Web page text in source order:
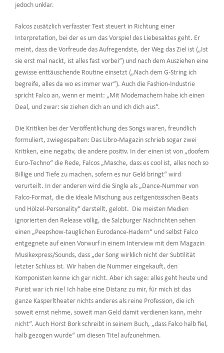
jedoch unklar.
Falcos zusätzlich verfasster Text steuert in Richtung einer
Interpretation, bei der es um das Vorspiel des Liebesaktes geht. Er
meint, dass die Vorfreude das Aufregendste, der Weg das Ziel ist („Ist
sie erst mal nackt, ist alles fast vorbei“) und nach dem Ausziehen eine
gewisse enttäuschende Routine einsetzt („Nach dem G-String ich
begreife, alles da wo es immer war“). Auch die Fashion-Industrie
spricht Falco an, wenn er meint: „Mit Modemachern habe ich einen
Deal, und zwar: sie ziehen dich an und ich dich aus“.
Die Kritiken bei der Veröffentlichung des Songs waren, freundlich
formuliert, zwiegespalten: Das Libro-Magazin schrieb sogar zwei
Kritiken, eine negativ, die andere positiv. In der einen ist von „doofem
Euro-Techno“ die Rede, Falcos „Masche, dass es cool ist, alles noch so
Billige und Tiefe zu machen, sofern es nur Geld bringt“ wird
verurteilt. In der anderen wird die Single als „Dance-Nummer von
Falco-Format, die die ideale Mischung aus zeitgenössischen Beats
und Hölzel-Personality“ darstellt, gelobt. Die meisten Medien
ignorierten den Release völlig, die Salzburger Nachrichten sehen
einen „Peepshow-tauglichen Eurodance-Hadern“ und selbst Falco
entgegnete auf einen Vorwurf in einem Interview mit dem Magazin
Musikexpress/Sounds, dass „der Song wirklich nicht der Subtilität
letzter Schluss ist. Wir haben die Nummer eingekauft, den
Komponisten kenne ich gar nicht. Aber ich sage: alles geht heute und
Purist war ich nie! Ich habe eine Distanz zu mir, für mich ist das
ganze Kasperltheater nichts anderes als reine Profession, die ich
soweit ernst nehme, soweit man Geld damit verdienen kann, mehr
nicht“. Auch Horst Bork schreibt in seinem Buch, „dass Falco halb fiel,
halb gezogen wurde“ um diesen Titel aufzunehmen.